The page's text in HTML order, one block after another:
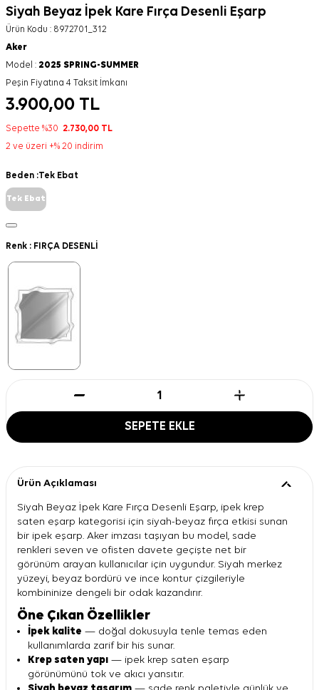
Siyah Beyaz İpek Kare Fırça Desenli Eşarp
Ürün Kodu : 8972701_312
Aker
Model : 2025 SPRING-SUMMER
Peşin Fiyatına 4 Taksit İmkanı
3.900,00 TL
Sepette %30 2.730,00 TL
2 ve üzeri +% 20 indirim
Beden :Tek Ebat
Tek Ebat
Renk : FIRÇA DESENLİ
SEPETE EKLE
Ürün Açıklaması
Siyah Beyaz İpek Kare Fırça Desenli Eşarp, ipek krep
saten eşarp kategorisi için siyah-beyaz fırça etkisi sunan
bir ipek eşarp. Aker imzası taşıyan bu model, sade
renkleri seven ve ofisten davete geçişte net bir
görünüm arayan kullanıcılar için uygundur. Siyah merkez
yüzeyi, beyaz bordürü ve ince kontur çizgileriyle
kombininize dengeli bir odak kazandırır.
Öne Çıkan Özellikler
İpek kalite — doğal dokusuyla tenle temas eden
kullanımlarda zarif bir his sunar.
Krep saten yapı — ipek krep saten eşarp
görünümünü tok ve akıcı yansıtır.